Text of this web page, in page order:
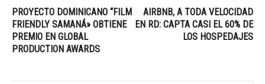
PROYECTO DOMINICANO “FILM
FRIENDLY SAMANÁ» OBTIENE
PREMIO EN GLOBAL
PRODUCTION AWARDS
AIRBNB, A TODA VELOCIDAD
EN RD: CAPTA CASI EL 60% DE
LOS HOSPEDAJES